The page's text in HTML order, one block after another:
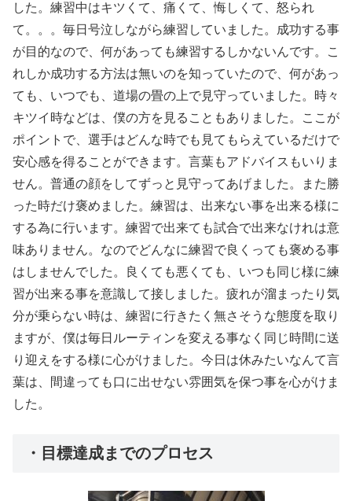
した。練習中はキツくて、痛くて、悔しくて、怒られ
て。。。毎日号泣しながら練習していました。成功する事
が目的なので、何があっても練習するしかないんです。こ
れしか成功する方法は無いのを知っていたので、何があっ
ても、いつでも、道場の畳の上で見守っていました。時々
キツイ時などは、僕の方を見ることもありました。ここが
ポイントで、選手はどんな時でも見てもらえているだけで
安心感を得ることができます。言葉もアドバイスもいりま
せん。普通の顔をしてずっと見守ってあげました。また勝
った時だけ褒めました。練習は、出来ない事を出来る様に
する為に行います。練習で出来ても試合で出来なけれは意
味ありません。なのでどんなに練習で良くっても褒める事
はしませんでした。良くても悪くても、いつも同じ様に練
習が出来る事を意識して接しました。疲れが溜まったり気
分が乗らない時は、練習に行きたく無さそうな態度を取り
ますが、僕は毎日ルーティンを変える事なく同じ時間に送
り迎えをする様に心がけました。今日は休みたいなんて言
葉は、間違っても口に出せない雰囲気を保つ事を心がけま
した。
・目標達成までのプロセス